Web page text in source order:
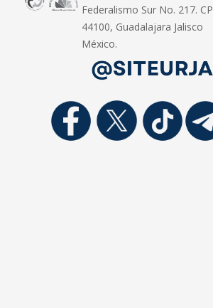
Federalismo Sur No. 217. CP
44100, Guadalajara Jalisco
México.